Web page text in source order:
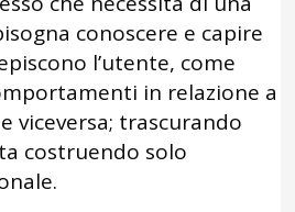
conoscere e capire
l’utente, come
in relazione a
viceversa; trascurando
costruendo solo